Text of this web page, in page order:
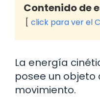
Contenido de
click para ver el
La energía
posee un objeto
movimiento.